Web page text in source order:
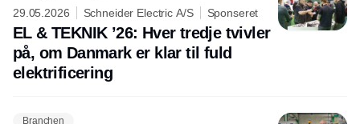
29.05.2026 Schneider Electric A/S Sponseret
EL & TEKNIK ’26: Hver tredje tvivler
på, om Danmark er klar til fuld
elektrificering
Branchen